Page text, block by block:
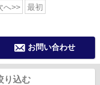
へ>> 最初
お問い合わせ
り込む